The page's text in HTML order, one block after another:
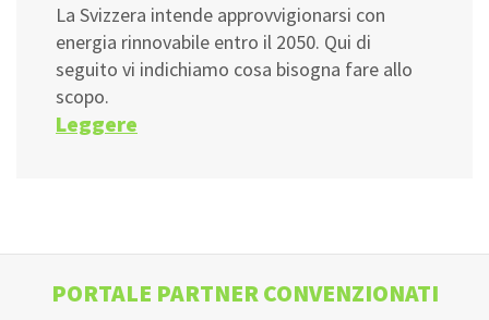
La Svizzera intende approvvigionarsi con
energia rinnovabile entro il 2050. Qui di
seguito vi indichiamo cosa bisogna fare allo
scopo.
Leggere
PORTALE PARTNER CONVENZIONATI